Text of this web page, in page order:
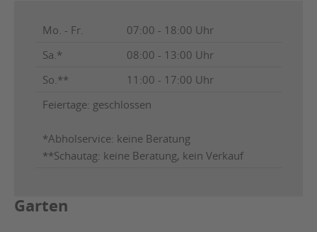
Mo. - Fr.
07:00 - 18:00 Uhr
Sa.*
08:00 - 13:00 Uhr
So.**
11:00 - 17:00 Uhr
Feiertage: geschlossen
*Abholservice: keine Beratung
**Schautag: keine Beratung, kein Verkauf
Garten